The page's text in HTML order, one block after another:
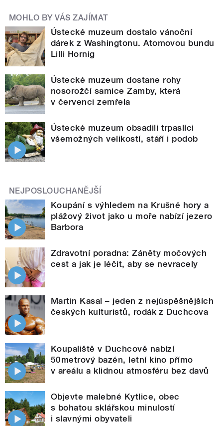
MOHLO BY VÁS ZAJÍMAT
Ústecké muzeum dostalo vánoční
dárek z Washingtonu. Atomovou bundu
Lilli Hornig
Ústecké muzeum dostane rohy
nosorožčí samice Zamby, která
v červenci zemřela
Ústecké muzeum obsadili trpaslíci
všemožných velikostí, stáří i podob
NEJPOSLOUCHANĚJŠÍ
Koupání s výhledem na Krušné hory a
plážový život jako u moře nabízí jezero
Barbora
Zdravotní poradna: Záněty močových
cest a jak je léčit, aby se nevracely
Martin Kasal – jeden z nejúspěšnějších
českých kulturistů, rodák z Duchcova
Koupaliště v Duchcově nabízí
50metrový bazén, letní kino přímo
v areálu a klidnou atmosféru bez davů
Objevte malebné Kytlice, obec
s bohatou sklářskou minulostí
i slavnými obyvateli